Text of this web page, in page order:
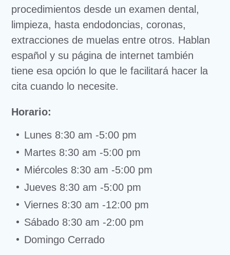
procedimientos desde un examen dental,
limpieza, hasta endodoncias, coronas,
extracciones de muelas entre otros. Hablan
español y su página de internet también
tiene esa opción lo que le facilitará hacer la
cita cuando lo necesite.
Horario:
Lunes 8:30 am -5:00 pm
Martes 8:30 am -5:00 pm
Miércoles 8:30 am -5:00 pm
Jueves 8:30 am -5:00 pm
Viernes 8:30 am -12:00 pm
Sábado 8:30 am -2:00 pm
Domingo Cerrado